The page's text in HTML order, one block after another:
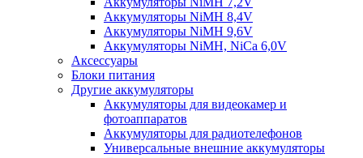
Аккумуляторы NiMH 8,4V
Аккумуляторы NiMH 9,6V
Аккумуляторы NiMH, NiCa 6,0V
Аксессуары
Блоки питания
Другие аккумуляторы
Аккумуляторы для видеокамер и
фотоаппаратов
Аккумуляторы для радиотелефонов
Универсальные внешние аккумуляторы